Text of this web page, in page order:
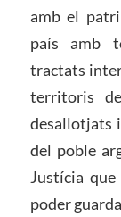
amb el
país amb
tractats
territoris
desallotjats
del poble
Justícia
poder